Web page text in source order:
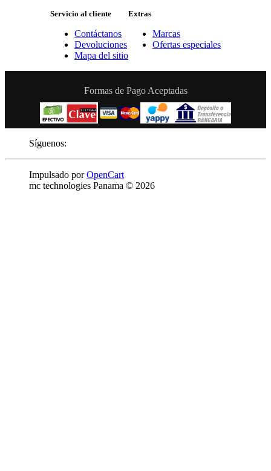
Servicio al cliente
Contáctanos
Devoluciones
Mapa del sitio
Extras
Marcas
Ofertas especiales
Formas de Pago Aceptadas
Síguenos:
Impulsado porOpenCart
mc technologies Panama © 2026